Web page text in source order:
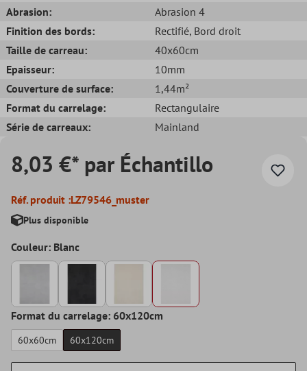
Abrasion:
Abrasion 4
Finition des bords:
Rectifié, Bord droit
Taille de carreau:
40x60cm
Epaisseur:
10mm
Couverture de surface:
1,44m²
Format du carrelage:
Rectangulaire
Série de carreaux:
Mainland
8,03 €* par Échantillo
Réf. produit :LZ79546_muster
Plus disponible
Couleur: Blanc
Format du carrelage: 60x120cm
60x60cm 60x120cm